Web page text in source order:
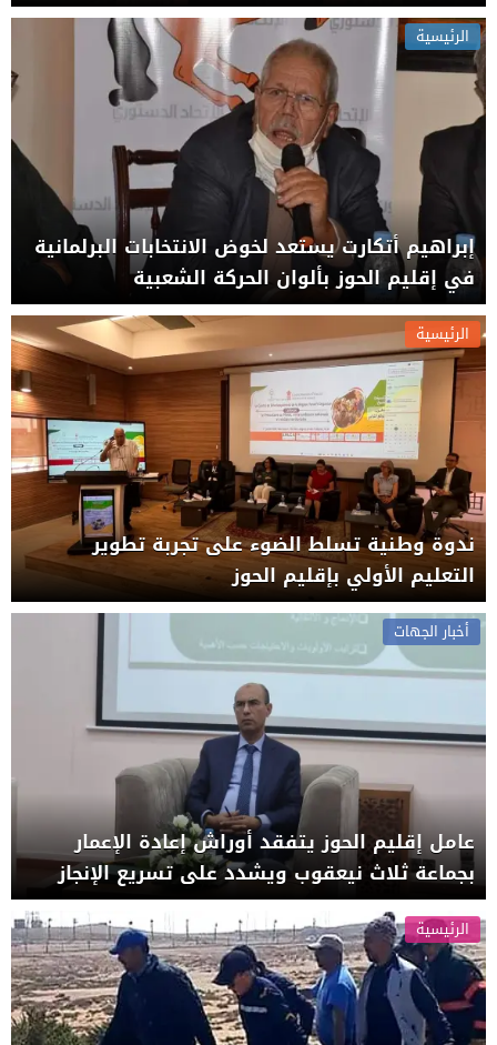
الرئيسية
إبراهيم أتكارت يستعد لخوض الانتخابات البرلمانية
في إقليم الحوز بألوان الحركة الشعبية
الرئيسية
ندوة وطنية تسلط الضوء على تجربة تطوير
التعليم الأولي بإقليم الحوز
أخبار الجهات
عامل إقليم الحوز يتفقد أوراش إعادة الإعمار
بجماعة ثلاث نيعقوب ويشدد على تسريع الإنجاز
الرئيسية